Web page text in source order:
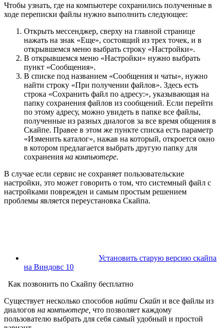
Чтобы узнать, где на компьютере сохранились полученные в
ходе переписки файлы нужно выполнить следующее:
Открыть мессенджер, сверху на главной странице
нажать на знак «Еще», состоящий из трех точек, и в
открывшемся меню выбрать строку «Настройки».
В открывшемся меню «Настройки» нужно выбрать
пункт «Сообщения».
В списке под названием «Сообщения и чаты», нужно
найти строку «При получении файлов». Здесь есть
строка «Сохранить файл по адресу:», указывающая на
папку сохранения файлов из сообщений. Если перейти
по этому адресу, можно увидеть в папке все файлы,
полученные из разных диалогов за все время общения в
Скайпе. Правее в этом же пункте списка есть параметр
«Изменить каталог», нажав на который, откроется окно
в котором предлагается выбрать другую папку для
сохранения на компьютере.
В случае если сервис не сохраняет пользовательские
настройки, это может говорить о том, что системный файл с
настройками поврежден и самым простым решением
проблемы является переустановка Скайпа.
Установить старую версию скайпа
на Виндовс 10
Как позвонить по Скайпу бесплатно
Существует несколько способов найти Скайп и все файлы из
диалогов на компьютере, что позволяет каждому
пользователю выбрать для себя самый удобный и простой